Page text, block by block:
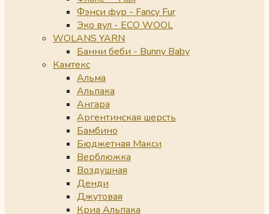
Фэнси фур - Fancy Fur
Эко вул - ECO WOOL
WOLANS YARN
Банни беби - Bunny Baby
Камтекс
Альма
Альпака
Ангара
Аргентинская шерсть
Бамбино
Бюджетная Макси
Верблюжка
Воздушная
Денди
Джутовая
Криа Альпака